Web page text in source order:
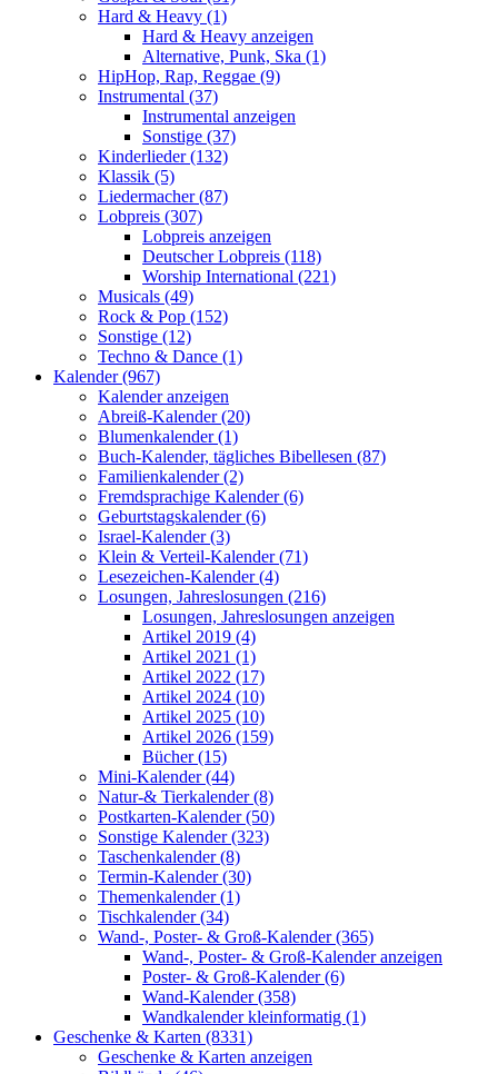
Hard & Heavy (1)
Hard & Heavy anzeigen
Alternative, Punk, Ska (1)
HipHop, Rap, Reggae (9)
Instrumental (37)
Instrumental anzeigen
Sonstige (37)
Kinderlieder (132)
Klassik (5)
Liedermacher (87)
Lobpreis (307)
Lobpreis anzeigen
Deutscher Lobpreis (118)
Worship International (221)
Musicals (49)
Rock & Pop (152)
Sonstige (12)
Techno & Dance (1)
Kalender (967)
Kalender anzeigen
Abreiß-Kalender (20)
Blumenkalender (1)
Buch-Kalender, tägliches Bibellesen (87)
Familienkalender (2)
Fremdsprachige Kalender (6)
Geburtstagskalender (6)
Israel-Kalender (3)
Klein & Verteil-Kalender (71)
Lesezeichen-Kalender (4)
Losungen, Jahreslosungen (216)
Losungen, Jahreslosungen anzeigen
Artikel 2019 (4)
Artikel 2021 (1)
Artikel 2022 (17)
Artikel 2024 (10)
Artikel 2025 (10)
Artikel 2026 (159)
Bücher (15)
Mini-Kalender (44)
Natur-& Tierkalender (8)
Postkarten-Kalender (50)
Sonstige Kalender (323)
Taschenkalender (8)
Termin-Kalender (30)
Themenkalender (1)
Tischkalender (34)
Wand-, Poster- & Groß-Kalender (365)
Wand-, Poster- & Groß-Kalender anzeigen
Poster- & Groß-Kalender (6)
Wand-Kalender (358)
Wandkalender kleinformatig (1)
Geschenke & Karten (8331)
Geschenke & Karten anzeigen